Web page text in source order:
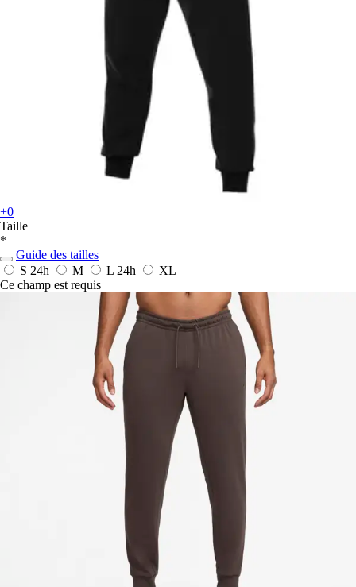
+0
Taille
*
Guide des tailles
S 24h M L 24h
XL
Ce champ est requis